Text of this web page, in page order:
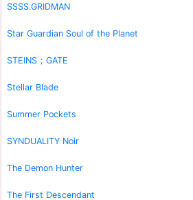
SSSS.GRIDMAN
Star Guardian Soul of the Planet
STEINS；GATE
Stellar Blade
Summer Pockets
SYNDUALITY Noir
The Demon Hunter
The First Descendant